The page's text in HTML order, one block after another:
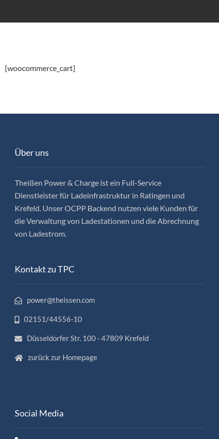
[woocommerce_cart]
Über uns
Theißen Power & Charge ist ein Full-Service
Dienstleister für Ladeinfrastruktur in Ratingen und
Krefeld. Unser OCPP Backend nutzen viele Kunden für
die Verwaltung von Ladestationen und die Abrechnung
von Ladestrom.
Kontakt zu TPC
power@theissen.com
02151/44556-10
Düsseldorfer Str. 100 - 47809 Krefeld
zurück zur Homepage
Social Media